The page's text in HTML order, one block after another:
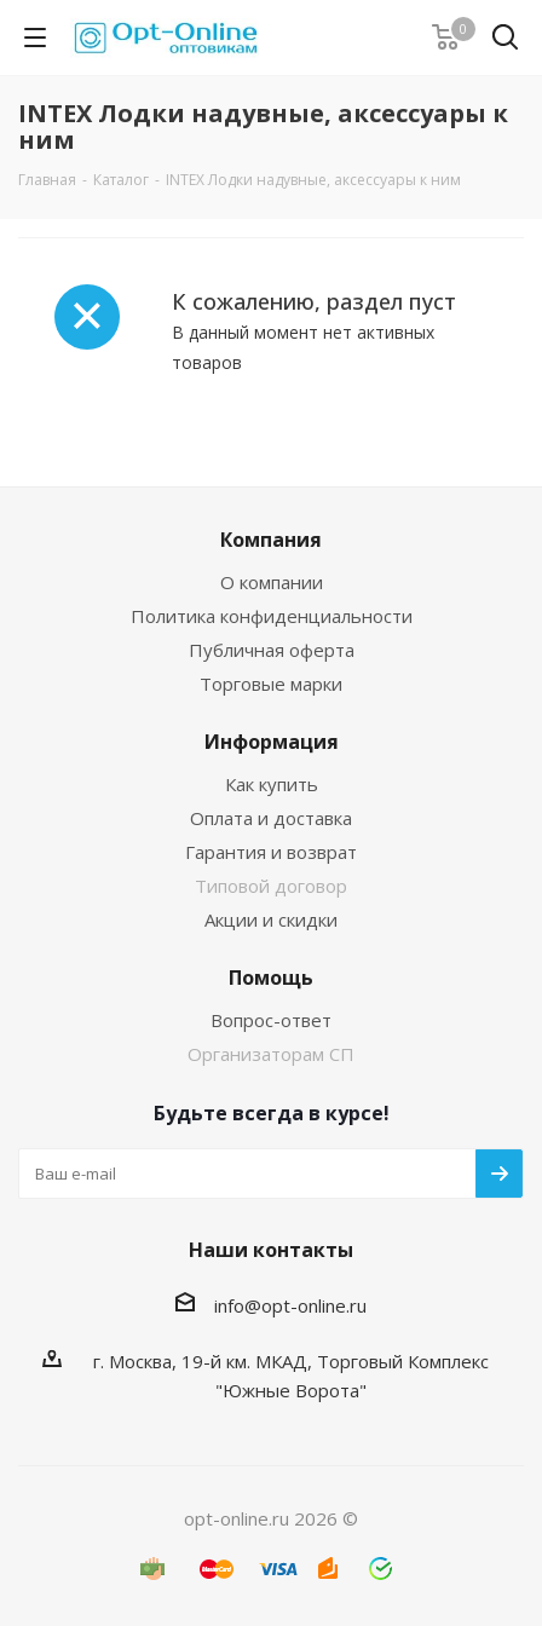
0
INTEX Лодки надувные, аксессуары к
ним
Главная - Каталог - INTEX Лодки надувные, аксессуары к ним
К сожалению, раздел пуст
В данный момент нет активных
товаров
Компания
О компании
Политика конфиденциальности
Публичная оферта
Торговые марки
Информация
Как купить
Оплата и доставка
Гарантия и возврат
Типовой договор
Акции и скидки
Помощь
Вопрос-ответ
Организаторам СП
Будьте всегда в курсе!
Наши контакты
info@opt-online.ru
г. Москва, 19-й км. МКАД, Торговый Комплекс
"Южные Ворота"
opt-online.ru 2026 ©